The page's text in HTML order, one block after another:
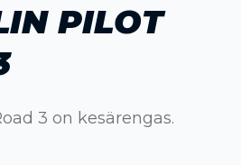
PILOT
3 on kesärengas.